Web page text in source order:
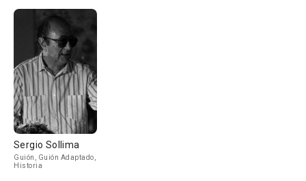
Sergio Sollima
Guión, Guión Adaptado,
Historia